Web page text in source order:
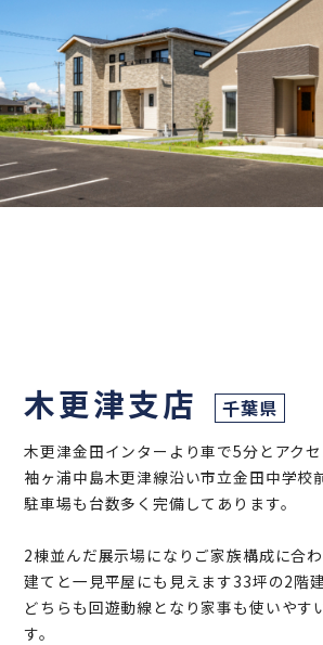
木更津支店 千葉県
木更津金田インターより車で5分とアクセ
袖ヶ浦中島木更津線沿い市立金田中学校
駐車場も台数多く完備してあります。
2棟並んだ展示場になりご家族構成に合
建てと一見平屋にも見えます33坪の2階
どちらも回遊動線となり家事も使いやす
す。